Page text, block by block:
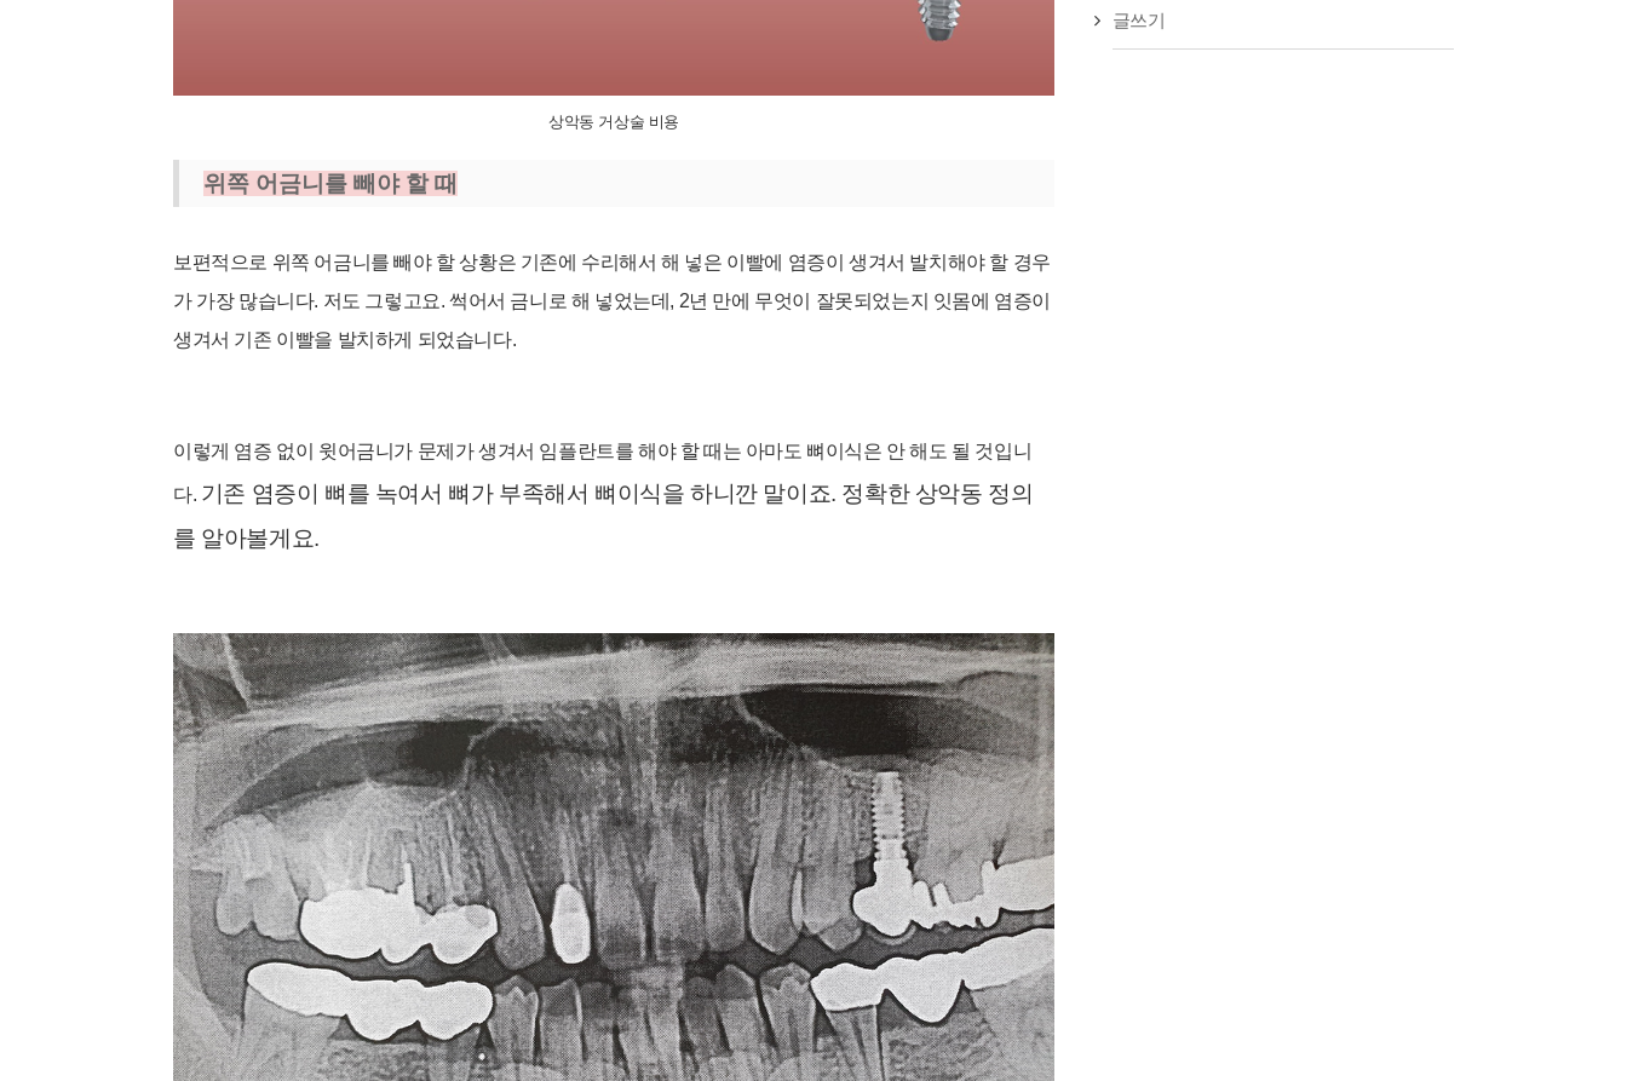
상악동 거상술 비용
위쪽 어금니를 빼야 할 때
보편적으로 위쪽 어금니를 빼야 할 상황은 기존에 수리해서 해 넣은 이빨에 염증이 생겨서 발치해야 할 경우
가 가장 많습니다. 저도 그렇고요. 썩어서 금니로 해 넣었는데, 2년 만에 무엇이 잘못되었는지 잇몸에 염증이
생겨서 기존 이빨을 발치하게 되었습니다.
이렇게 염증 없이 윗어금니가 문제가 생겨서 임플란트를 해야 할 때는 아마도 뼈이식은 안 해도 될 것입니
다. 기존 염증이 뼈를 녹여서 뼈가 부족해서 뼈이식을 하니깐 말이죠. 정확한 상악동 정의
를 알아볼게요.
글쓰기